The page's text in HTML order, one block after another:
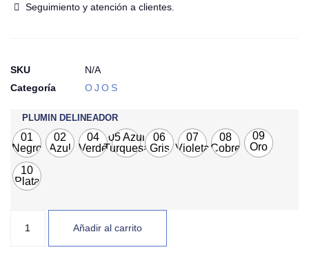
Seguimiento y atención a clientes.
SKU
N/A
Categoría
OJOS
PLUMIN DELINEADOR
01
Negro
02
Azul
04
Verde
05 Azul
Turquesa
06
Gris
07
Violeta
08
Cobre
09
Oro
Rosa
10
Plata
Añadir al carrito